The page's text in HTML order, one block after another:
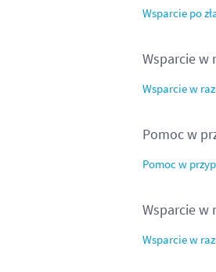
Wsparcie po
Wsparcie w
Wsparcie w
Pomoc w
Pomoc w
Wsparcie w
Wsparcie w